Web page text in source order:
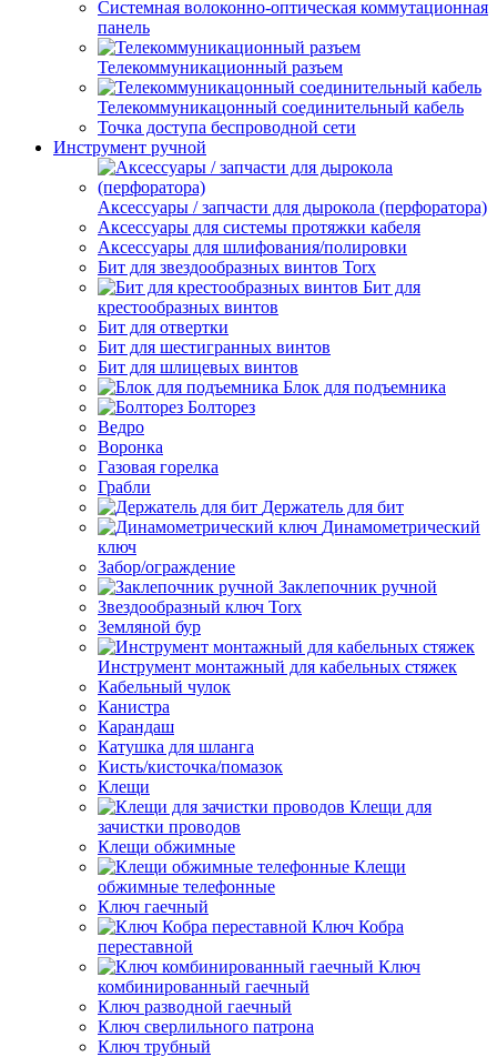
Системная волоконно-оптическая коммутационная
панель
Телекоммуникационный разъем
Телекоммуникацонный соединительный кабель
Точка доступа беспроводной сети
Инструмент ручной
Аксессуары / запчасти для дырокола (перфоратора)
Аксессуары для системы протяжки кабеля
Аксессуары для шлифования/полировки
Бит для звездообразных винтов Torx
Бит для
крестообразных винтов
Бит для отвертки
Бит для шестигранных винтов
Бит для шлицевых винтов
Блок для подъемника
Болторез
Ведро
Воронка
Газовая горелка
Грабли
Держатель для бит
Динамометрический
ключ
Забор/ограждение
Заклепочник ручной
Звездообразный ключ Torx
Земляной бур
Инструмент монтажный для кабельных стяжек
Кабельный чулок
Канистра
Карандаш
Катушка для шланга
Кисть/кисточка/помазок
Клещи
Клещи для
зачистки проводов
Клещи обжимные
Клещи
обжимные телефонные
Ключ гаечный
Ключ Кобра
переставной
Ключ
комбинированный гаечный
Ключ разводной гаечный
Ключ сверлильного патрона
Ключ трубный